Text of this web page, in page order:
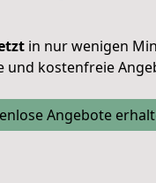
in nur wenigen
und kostenfreie
Angebote